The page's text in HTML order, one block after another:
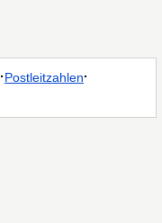
·Postleitzahlen·